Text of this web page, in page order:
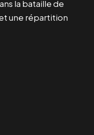
la bataille de
une répartition